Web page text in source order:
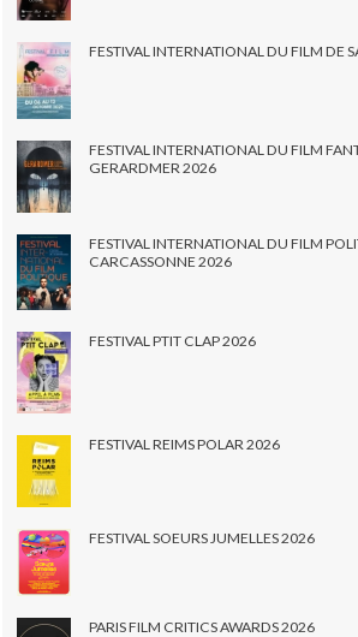
FESTIVAL INTERNATIONAL DU FILM DE
FESTIVAL INTERNATIONAL DU FILM
GERARDMER 2026
FESTIVAL INTERNATIONAL DU FILM
CARCASSONNE 2026
FESTIVAL PTIT CLAP 2026
FESTIVAL REIMS POLAR 2026
FESTIVAL SOEURS JUMELLES 2026
PARIS FILM CRITICS AWARDS 2026